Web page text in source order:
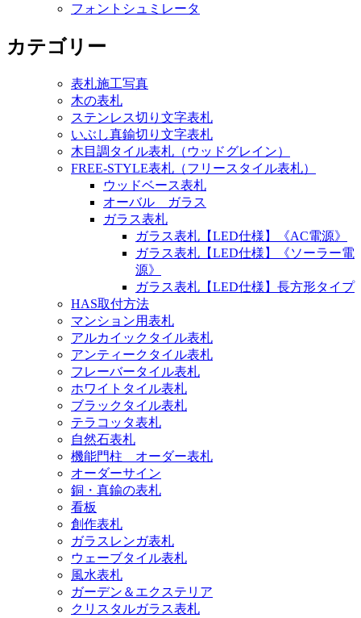
フォントシュミレータ
カテゴリー
表札施工写真
木の表札
ステンレス切り文字表札
いぶし真鍮切り文字表札
木目調タイル表札（ウッドグレイン）
FREE-STYLE表札（フリースタイル表札）
ウッドベース表札
オーバル ガラス
ガラス表札
ガラス表札【LED仕様】《AC電源》
ガラス表札【LED仕様】《ソーラー電
源》
ガラス表札【LED仕様】長方形タイプ
HAS取付方法
マンション用表札
アルカイックタイル表札
アンティークタイル表札
フレーバータイル表札
ホワイトタイル表札
ブラックタイル表札
テラコッタ表札
自然石表札
機能門柱 オーダー表札
オーダーサイン
銅・真鍮の表札
看板
創作表札
ガラスレンガ表札
ウェーブタイル表札
風水表札
ガーデン＆エクステリア
クリスタルガラス表札